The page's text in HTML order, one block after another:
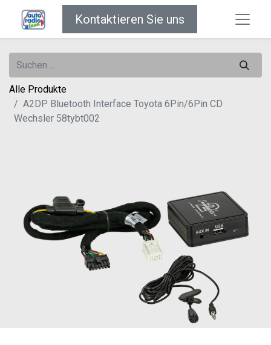
Kontaktieren Sie uns
Alle Produkte
A2DP Bluetooth Interface Toyota 6Pin/6Pin CD
Wechsler 58tybt002